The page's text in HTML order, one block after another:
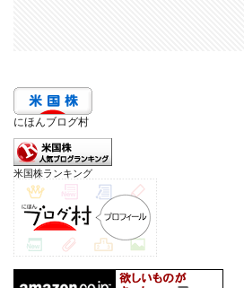
にほんブログ村
米国株ランキング